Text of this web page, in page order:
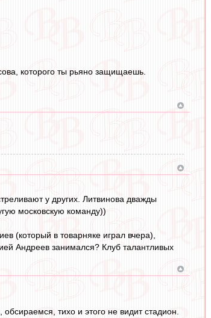
которого ты рьяно защищаешь.
у других. Литвинова дважды
московскую команду))
(который в товарняке играл вчера),
Андреев занимался? Клуб талантливых
тихо и этого не видит стадион.